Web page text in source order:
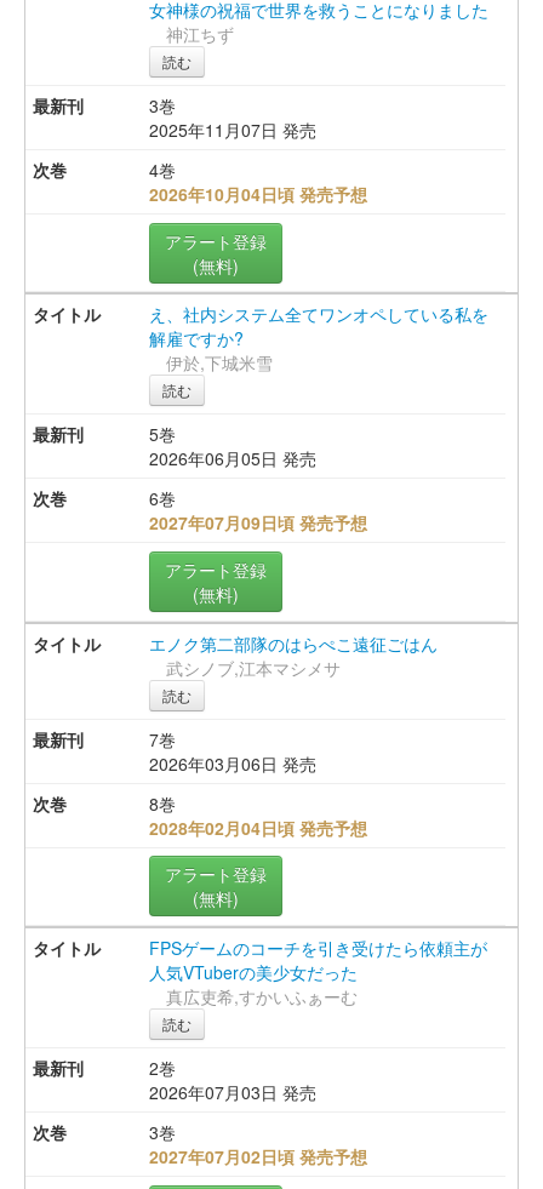
女神様の祝福で世界を救うことになりました
神江ちず
読む
3巻
2025年11月07日 発売
4巻
2026年10月04日頃 発売予想
アラート登録
(無料)
え、社内システム全てワンオペしている私を
解雇ですか?
伊於,下城米雪
読む
5巻
2026年06月05日 発売
6巻
2027年07月09日頃 発売予想
アラート登録
(無料)
エノク第二部隊のはらぺこ遠征ごはん
武シノブ,江本マシメサ
読む
7巻
2026年03月06日 発売
8巻
2028年02月04日頃 発売予想
アラート登録
(無料)
FPSゲームのコーチを引き受けたら依頼主が
人気VTuberの美少女だった
真広吏希,すかいふぁーむ
読む
2巻
2026年07月03日 発売
3巻
2027年07月02日頃 発売予想